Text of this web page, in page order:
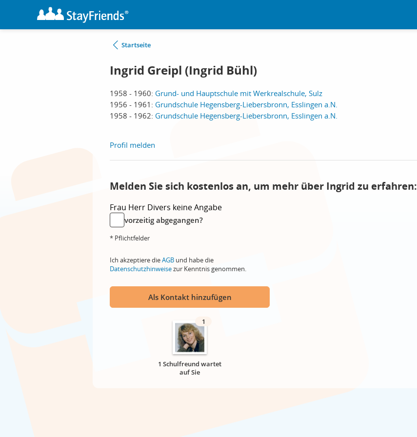
Startseite
Ingrid Greipl (Ingrid Bühl)
1958 - 1960: Grund- und Hauptschule mit Werkrealschule, Sulz
1956 - 1961: Grundschule Hegensberg-Liebersbronn, Esslingen a.N.
1958 - 1962: Grundschule Hegensberg-Liebersbronn, Esslingen a.N.
Profil melden
Melden Sie sich kostenlos an, um mehr über Ingrid zu erfahren:
Frau Herr Divers keine Angabe
vorzeitig abgegangen?
* Pflichtfelder
Ich akzeptiere dieAGB und habe die
Datenschutzhinweisezur Kenntnis genommen.
Als Kontakt hinzufügen
1
1 Schulfreund wartet
auf Sie